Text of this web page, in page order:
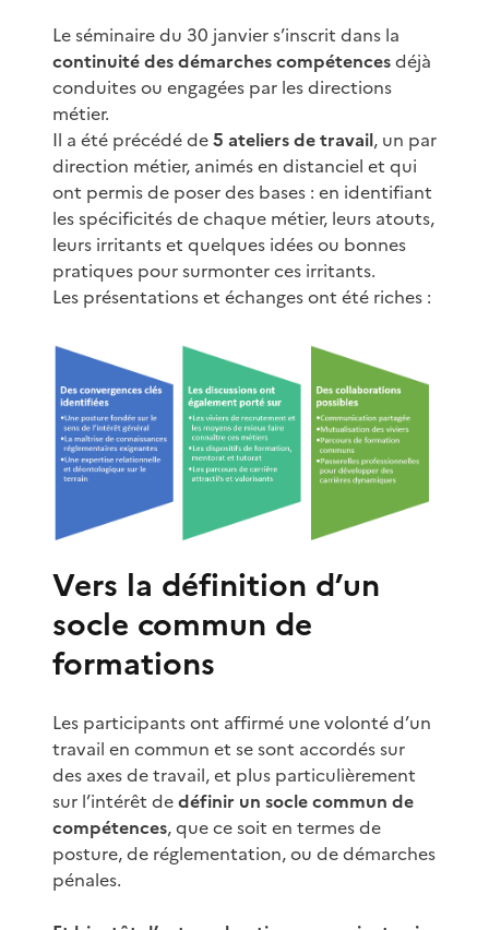
Le séminaire du 30 janvier s’inscrit dans la
continuité des démarches compétencesdéjà
conduites ou engagées par les directions
métier.
Il a été précédé de5 ateliers de travail, un par
direction métier, animés en distanciel et qui
ont permis de poser des bases : en identifiant
les spécificités de chaque métier, leurs atouts,
leurs irritants et quelques idées ou bonnes
pratiques pour surmonter ces irritants.
Les présentations et échanges ont été riches :
Vers la définition d’un
socle commun de
formations
Les participants ont affirmé une volonté d’un
travail en commun et se sont accordés sur
des axes de travail, et plus particulièrement
sur l’intérêt dedéfinir un socle commun de
compétences, que ce soit en termes de
posture, de réglementation, ou de démarches
pénales.